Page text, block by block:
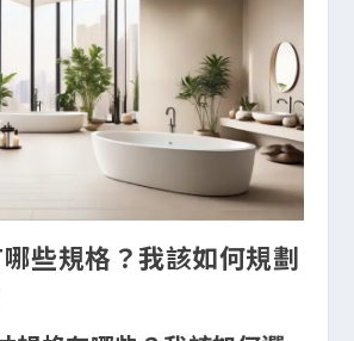
些規格？我該如何規劃